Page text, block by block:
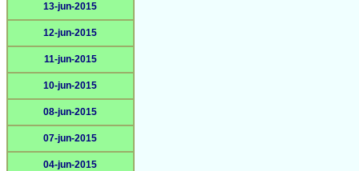
13-jun-2015
12-jun-2015
11-jun-2015
10-jun-2015
08-jun-2015
07-jun-2015
04-jun-2015